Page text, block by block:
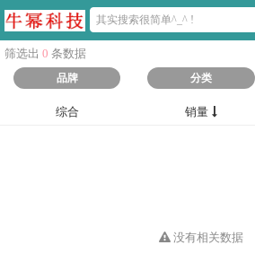
筛选出 0 条数据
品牌 分类
综合 销量
没有相关数据